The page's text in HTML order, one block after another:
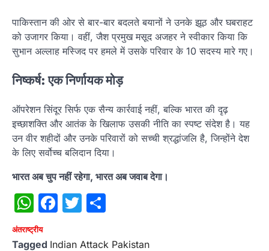
पाकिस्तान की ओर से बार-बार बदलते बयानों ने उनके झूठ और घबराहट
को उजागर किया। वहीं, जैश प्रमुख मसूद अजहर ने स्वीकार किया कि
सुभान अल्लाह मस्जिद पर हमले में उसके परिवार के 10 सदस्य मारे गए।
निष्कर्ष: एक निर्णायक मोड़
ऑपरेशन सिंदूर सिर्फ एक सैन्य कार्रवाई नहीं, बल्कि भारत की दृढ़
इच्छाशक्ति और आतंक के खिलाफ उसकी नीति का स्पष्ट संदेश है। यह
उन वीर शहीदों और उनके परिवारों को सच्ची श्रद्धांजलि है, जिन्होंने देश
के लिए सर्वोच्च बलिदान दिया।
भारत अब चुप नहीं रहेगा, भारत अब जवाब देगा।
WhatsApp
Facebook
Twitter
अंतराष्‍ट्रीय
Tagged Indian Attack Pakistan